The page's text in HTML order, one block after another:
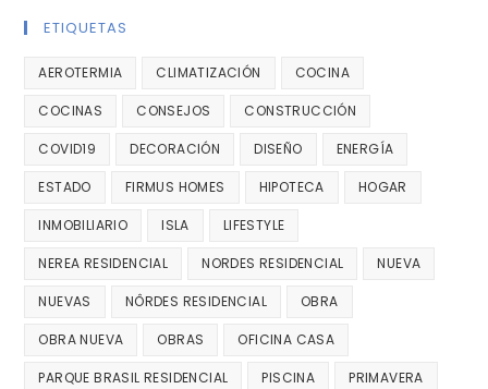
ETIQUETAS
AEROTERMIA CLIMATIZACIÓN COCINA
COCINAS CONSEJOS CONSTRUCCIÓN
COVID19 DECORACIÓN DISEÑO ENERGÍA
ESTADO FIRMUS HOMES HIPOTECA HOGAR
INMOBILIARIO ISLA LIFESTYLE
NEREA RESIDENCIAL NORDES RESIDENCIAL NUEVA
NUEVAS NÔRDES RESIDENCIAL OBRA
OBRA NUEVA OBRAS OFICINA CASA
PARQUE BRASIL RESIDENCIAL PISCINA PRIMAVERA